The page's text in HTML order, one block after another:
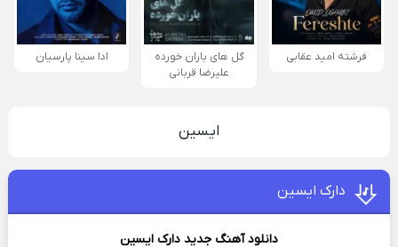
فرشته امید عقابی
گل های باران خورده
علیرضا قربانی
ادا سینا پارسیان
ایسین
دارک ایسین
دانلود آهنگ جدید دارک ایسین